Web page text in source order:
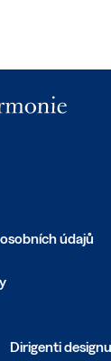
údajů
Dirigenti